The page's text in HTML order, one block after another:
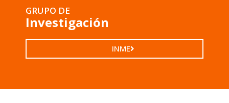
GRUPO DE
Investigación
INME